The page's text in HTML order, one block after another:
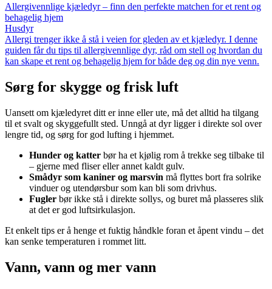
Allergivennlige kjæledyr – finn den perfekte matchen for et rent og
behagelig hjem
Husdyr
Allergi trenger ikke å stå i veien for gleden av et kjæledyr. I denne
guiden får du tips til allergivennlige dyr, råd om stell og hvordan du
kan skape et rent og behagelig hjem for både deg og din nye venn.
Sørg for skygge og frisk luft
Uansett om kjæledyret ditt er inne eller ute, må det alltid ha tilgang
til et svalt og skyggefullt sted. Unngå at dyr ligger i direkte sol over
lengre tid, og sørg for god lufting i hjemmet.
Hunder og katter bør ha et kjølig rom å trekke seg tilbake til
– gjerne med fliser eller annet kaldt gulv.
Smådyr som kaniner og marsvin må flyttes bort fra solrike
vinduer og utendørsbur som kan bli som drivhus.
Fugler bør ikke stå i direkte sollys, og buret må plasseres slik
at det er god luftsirkulasjon.
Et enkelt tips er å henge et fuktig håndkle foran et åpent vindu – det
kan senke temperaturen i rommet litt.
Vann, vann og mer vann